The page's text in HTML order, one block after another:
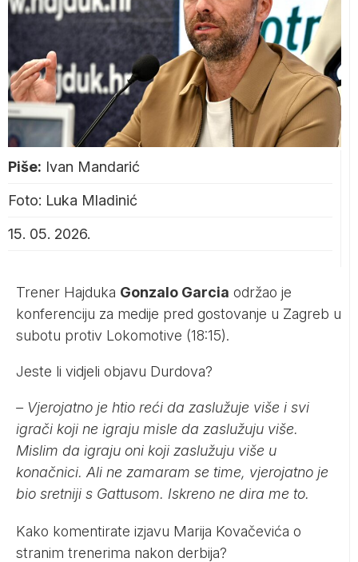
Piše: Ivan Mandarić
Foto: Luka Mladinić
15. 05. 2026.
Trener Hajduka Gonzalo Garcia održao je
konferenciju za medije pred gostovanje u Zagreb u
subotu protiv Lokomotive (18:15).
Jeste li vidjeli objavu Durdova?
– Vjerojatno je htio reći da zaslužuje više i svi
igrači koji ne igraju misle da zaslužuju više.
Mislim da igraju oni koji zaslužuju više u
konačnici. Ali ne zamaram se time, vjerojatno je
bio sretniji s Gattusom. Iskreno ne dira me to.
Kako komentirate izjavu Marija Kovačevića o
stranim trenerima nakon derbija?